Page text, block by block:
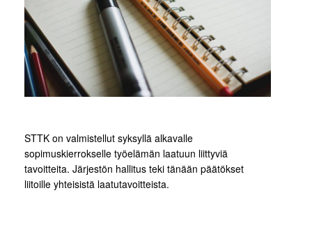
STTK on valmistellut syksyllä alkavalle
sopimuskierrokselle työelämän laatuun liittyviä
tavoitteita. Järjestön hallitus teki tänään päätökset
liitoille yhteisistä laatutavoitteista.